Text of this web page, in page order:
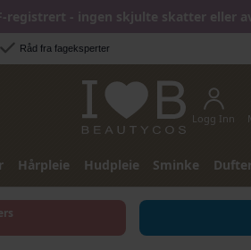
registrert - ingen skjulte skatter eller
Råd fra fageksperter
Logg Inn
Hårpleie Hudpleie Sminke